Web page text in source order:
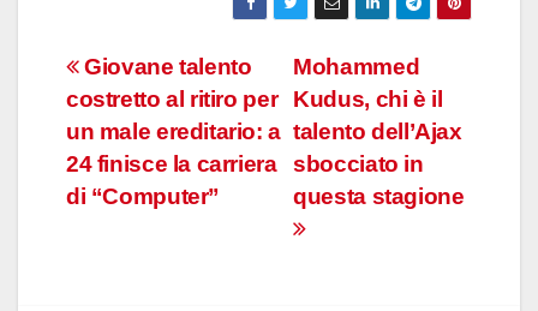
Navigazione
articoli
Mohammed
Kudus, chi è il
talento dell’Ajax
sbocciato in
questa stagione
Giovane talento
costretto al ritiro per
un male ereditario: a
24 finisce la carriera
di “Computer”